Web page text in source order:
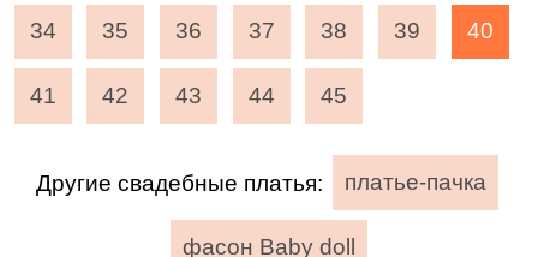
34 35 36 37 38 39 40
41 42 43 44 45
Другие свадебные платья: платье-пачка
фасон Baby doll